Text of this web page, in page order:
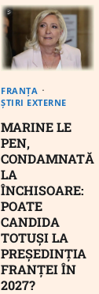
FRANȚA
ȘTIRI EXTERNE
MARINE LE
PEN,
CONDAMNATĂ
LA
ÎNCHISOARE:
POATE
CANDIDA
TOTUȘI LA
PREȘEDINȚIA
FRANȚEI ÎN
2027?